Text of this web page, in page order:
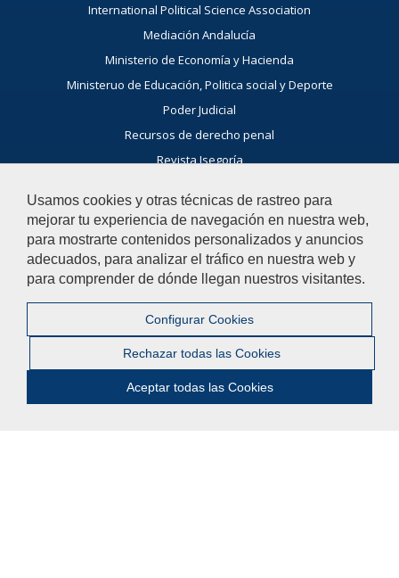
Usamos cookies y otras técnicas de rastreo para
mejorar tu experiencia de navegación en nuestra web,
para mostrarte contenidos personalizados y anuncios
adecuados, para analizar el tráfico en nuestra web y
para comprender de dónde llegan nuestros visitantes.
Configurar Cookies
Rechazar todas las Cookies
Aceptar todas las Cookies
International Political Science Association
Mediación Andalucía
Ministerio de Economía y Hacienda
Ministeruo de Educación, Politica social y Deporte
Poder Judicial
Recursos de derecho penal
Revista Isegoría
Revista DOXA
Senado
Tribunal Constitucional
Ayúdanos a mejorar
El acceso al buzón exclusivamente se hará en caso de querer
plantear cuestiones que se puedan calificar como una incidencia,
reclamación o sugerencia.
Contacta con nosotros